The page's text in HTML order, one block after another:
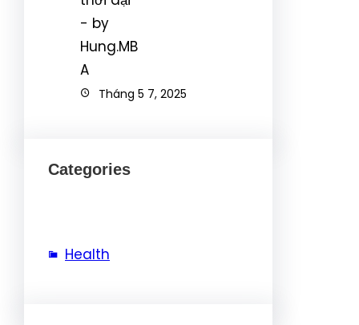
Tháng 5 7, 2025
Categories
Health